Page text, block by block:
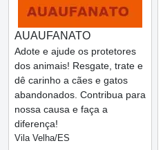
AUAUFANATO
Adote e ajude os protetores
dos animais! Resgate, trate e
dê carinho a cães e gatos
abandonados. Contribua para
nossa causa e faça a
diferença!
Vila Velha/ES